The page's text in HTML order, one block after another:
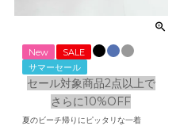
New
SALE
サマーセール
セール対象商品2点以上で
さらに10%OFF
夏のビーチ帰りにピッタリな一着